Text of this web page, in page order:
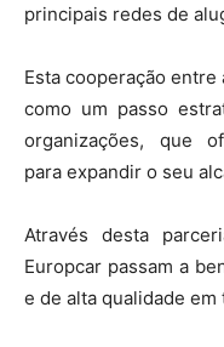
principais redes de
Esta cooperação
como um passo
organizações, que
para expandir o seu
Através desta
Europcar passam a
e de alta qualidade em